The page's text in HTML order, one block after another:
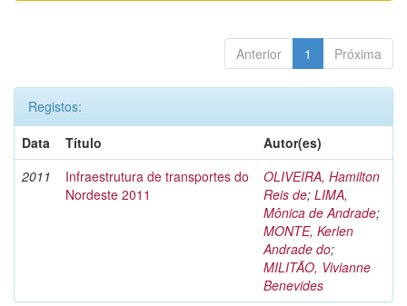
Anterior 1 Próxima
Registos:
Data
Título
Autor(es)
2011
Infraestrutura de transportes do
Nordeste 2011
OLIVEIRA, Hamilton
Reis de; LIMA,
Mônica de Andrade;
MONTE, Kerlen
Andrade do;
MILITÃO, Vivianne
Benevides